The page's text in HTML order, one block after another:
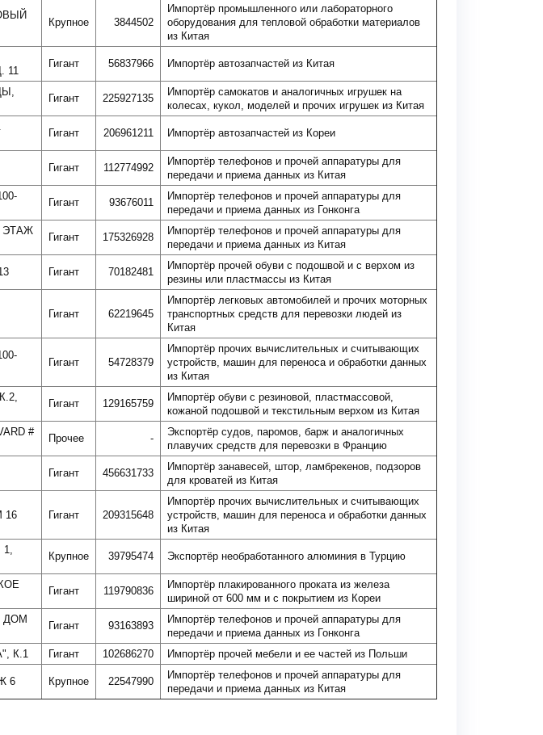
Крупное 3844502
Импортёр промышленного или лабораторного
оборудования для тепловой обработки материалов
из Китая
11
Гигант 56837966 Импортёр автозапчастей из Китая
Гигант 225927135
Импортёр самокатов и аналогичных игрушек на
колесах, кукол, моделей и прочих игрушек из Китая
Гигант 206961211 Импортёр автозапчастей из Кореи
Гигант 112774992
Импортёр телефонов и прочей аппаратуры для
передачи и приема данных из Китая
Гигант 93676011
Импортёр телефонов и прочей аппаратуры для
передачи и приема данных из Гонконга
ЭТАЖ
Гигант 175326928
Импортёр телефонов и прочей аппаратуры для
передачи и приема данных из Китая
Гигант 70182481
Импортёр прочей обуви с подошвой и с верхом из
резины или пластмассы из Китая
Гигант 62219645
Импортёр легковых автомобилей и прочих моторных
транспортных средств для перевозки людей из
Китая
Гигант 54728379
Импортёр прочих вычислительных и считывающих
устройств, машин для переноса и обработки данных
из Китая
Гигант 129165759
Импортёр обуви с резиновой, пластмассовой,
кожаной подошвой и текстильным верхом из Китая
#
Прочее -
Экспортёр судов, паромов, барж и аналогичных
плавучих средств для перевозки в Францию
Гигант 456631733
Импортёр занавесей, штор, ламбрекенов, подзоров
для кроватей из Китая
16 Гигант 209315648
Импортёр прочих вычислительных и считывающих
устройств, машин для переноса и обработки данных
из Китая
Крупное 39795474 Экспортёр необработанного алюминия в Турцию
Гигант 119790836
Импортёр плакированного проката из железа
шириной от 600 мм и с покрытием из Кореи
ДОМ
Гигант 93163893
Импортёр телефонов и прочей аппаратуры для
передачи и приема данных из Гонконга
К.1 Гигант 102686270
Импортёр прочей мебели и ее частей из Польши
6 Крупное 22547990
Импортёр телефонов и прочей аппаратуры для
передачи и приема данных из Китая